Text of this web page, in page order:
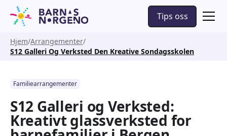
Tips oss
Hjem Arrangementer
S12 Galleri Og Verksted Den Kreative Sondagsskolen
Familiearrangementer
S12 Galleri og Verksted:
Kreativt glassverksted for